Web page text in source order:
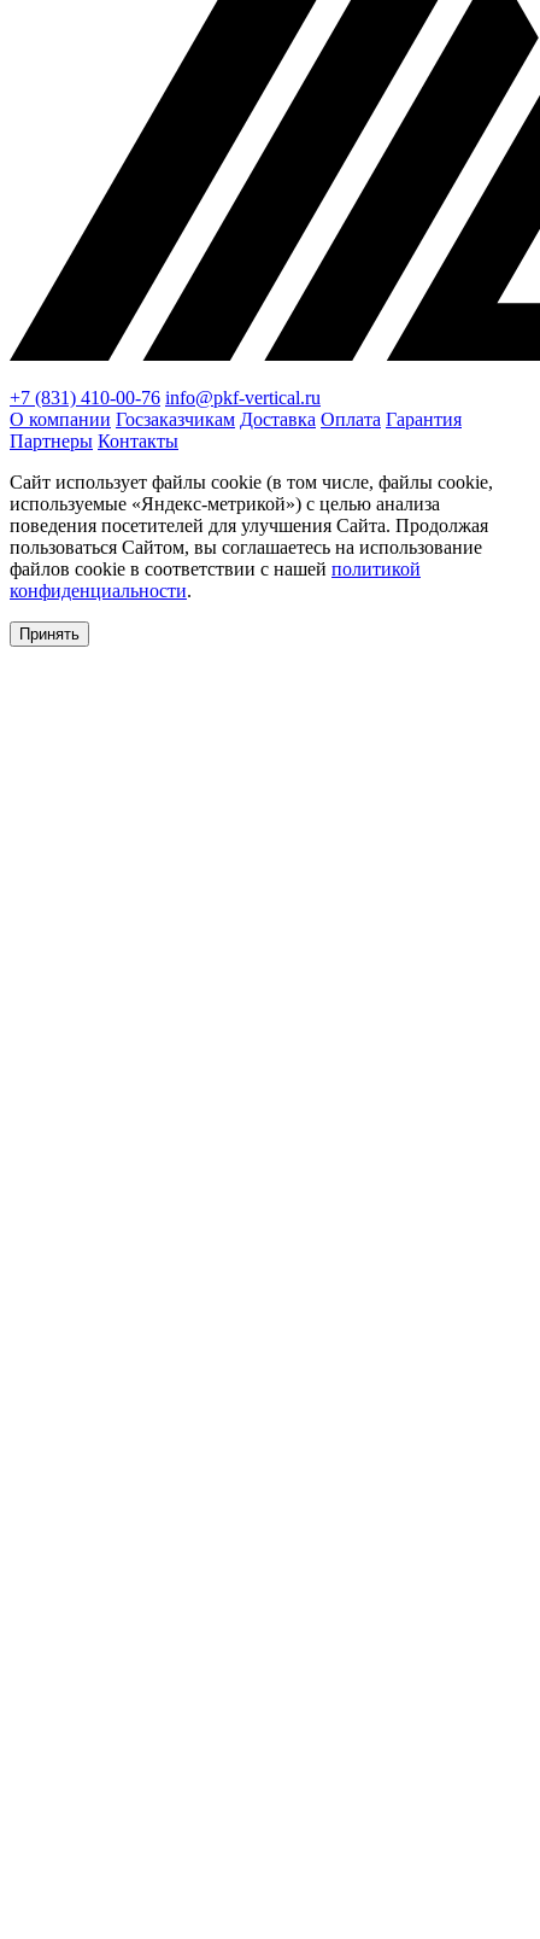
+7 (831) 410-00-76 info@pkf-vertical.ru
О компании Госзаказчикам Доставка Оплата Гарантия
Партнеры Контакты
Сайт использует файлы cookie (в том числе, файлы cookie,
используемые «Яндекс-метрикой») с целью анализа
поведения посетителей для улучшения Сайта. Продолжая
пользоваться Сайтом, вы соглашаетесь на использование
файлов cookie в соответствии с нашей политикой
конфиденциальности.
Принять